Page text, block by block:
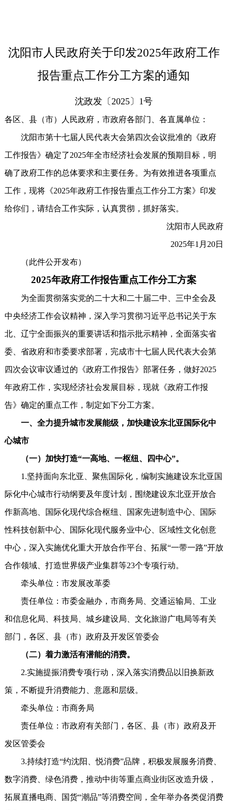
沈阳市人民政府关于印发2025年政府工作
报告重点工作分工方案的通知
沈政发〔2025〕1号
各区、县（市）人民政府，市政府各部门、各直属单位：
沈阳市第十七届人民代表大会第四次会议批准的《政府
工作报告》确定了2025年全市经济社会发展的预期目标，明
确了政府工作的总体要求和主要任务。为有效推进各项重点
工作，现将《2025年政府工作报告重点工作分工方案》印发
给你们，请结合工作实际，认真贯彻，抓好落实。
沈阳市人民政府
2025年1月20日
（此件公开发布）
2025年政府工作报告重点工作分工方案
为全面贯彻落实党的二十大和二十届二中、三中全会及
中央经济工作会议精神，深入学习贯彻习近平总书记关于东
北、辽宁全面振兴的重要讲话和指示批示精神，全面落实省
委、省政府和市委要求部署，完成市十七届人民代表大会第
四次会议审议通过的《政府工作报告》部署任务，做好2025
年政府工作，实现经济社会发展目标，现就《政府工作报
告》确定的重点工作，制定如下分工方案。
一、全力提升城市发展能级，加快建设东北亚国际化中
心城市
（一）加快打造“一高地、一枢纽、四中心”。
1.坚持面向东北亚、聚焦国际化，编制实施建设东北亚国
际化中心城市行动纲要及年度计划，围绕建设东北亚开放合
作新高地、国际化现代综合枢纽、国家先进制造中心、国际
性科技创新中心、国际化现代服务业中心、区域性文化创意
中心，深入实施优化重大开放合作平台、拓展“一带一路”开放
合作领域、打造世界级产业集群等23个专项行动。
牵头单位：市发展改革委
责任单位：市委金融办，市商务局、交通运输局、工业
和信息化局、科技局、城乡建设局、文化旅游广电局等有关
部门，各区、县（市）政府及开发区管委会
（二）着力激活有潜能的消费。
2.实施提振消费专项行动，深入落实消费品以旧换新政
策，不断提升消费能力、意愿和层级。
牵头单位：市商务局
责任单位：市政府有关部门，各区、县（市）政府及开
发区管委会
3.持续打造“约沈阳、悦消费”品牌，积极发展服务消费、
数字消费、绿色消费，推动中街等重点商业街区改造升级，
拓展直播电商、国货“潮品”等消费空间，全年举办各类促消费